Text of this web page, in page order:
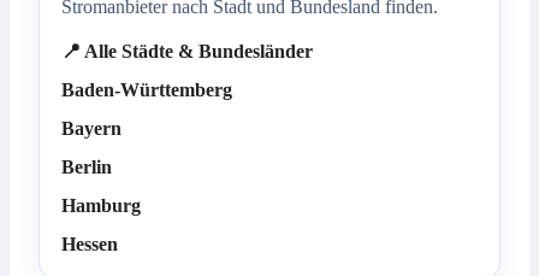
Stromanbieter nach Stadt und Bundesland finden.
📍 Alle Städte & Bundesländer
Baden-Württemberg
Bayern
Berlin
Hamburg
Hessen